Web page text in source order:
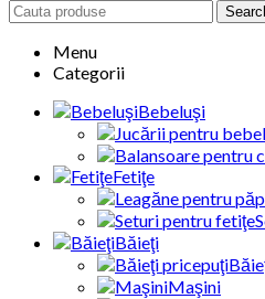
Menu
Categorii
Bebeluşi
Fetiţe
Băieţi
Maşini